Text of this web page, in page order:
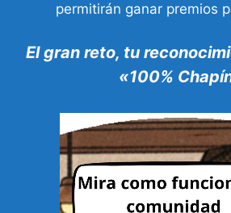
permitirán ganar premios
El gran reto, tu
«100%